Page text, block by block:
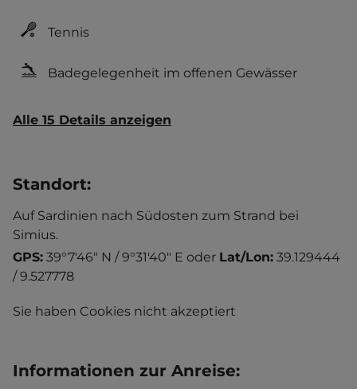
Tennis
Badegelegenheit im offenen Gewässer
Alle 15 Details anzeigen
Standort:
Auf Sardinien nach Südosten zum Strand bei
Simius.
GPS: 39°7'46" N / 9°31'40" E oder Lat/Lon: 39.129444
/ 9.527778
Sie haben Cookies nicht akzeptiert
Informationen zur Anreise: